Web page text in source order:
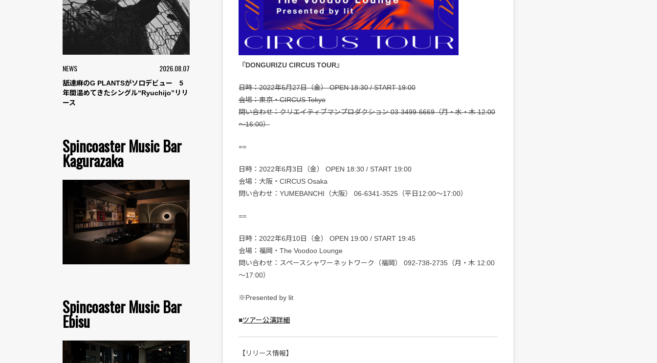
NEWS 2026.08.07
舐達麻のG PLANTSがソロデビュー 5
年間温めてきたシングル“Ryuchijo”リリ
ース
Spincoaster Music Bar
Kagurazaka
Spincoaster Music Bar
Ebisu
『DONGURIZU CIRCUS TOUR』
日時：2022年5月27日（金） OPEN 18:30 / START 19:00
会場：東京・CIRCUS Tokyo
問い合わせ：クリエイティブマンプロダクション 03-3499-6669（月・水・木 12:00
～16:00）
==
日時：2022年6月3日（金） OPEN 18:30 / START 19:00
会場：大阪・CIRCUS Osaka
問い合わせ：YUMEBANCHI（大阪） 06-6341-3525（平日12:00～17:00）
==
日時：2022年6月10日（金） OPEN 19:00 / START 19:45
会場：福岡・The Voodoo Lounge
問い合わせ：スペースシャワーネットワーク（福岡） 092-738-2735（月・木 12:00
～17:00）
※Presented by lit
■ツアー公演詳細
【リリース情報】